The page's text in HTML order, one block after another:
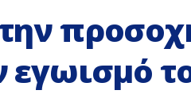
εγωισμό